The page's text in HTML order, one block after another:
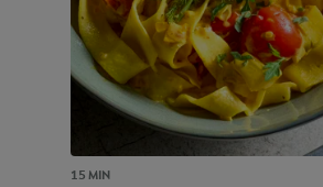
15 MIN